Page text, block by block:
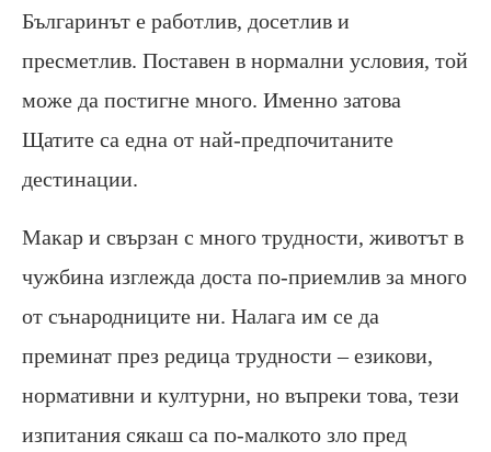
Българинът е работлив, досетлив и
пресметлив. Поставен в нормални условия, той
може да постигне много. Именно затова
Щатите са една от най-предпочитаните
дестинации.
Макар и свързан с много трудности, животът в
чужбина изглежда доста по-приемлив за много
от сънародниците ни. Налага им се да
преминат през редица трудности – езикови,
нормативни и културни, но въпреки това, тези
изпитания сякаш са по-малкото зло пред